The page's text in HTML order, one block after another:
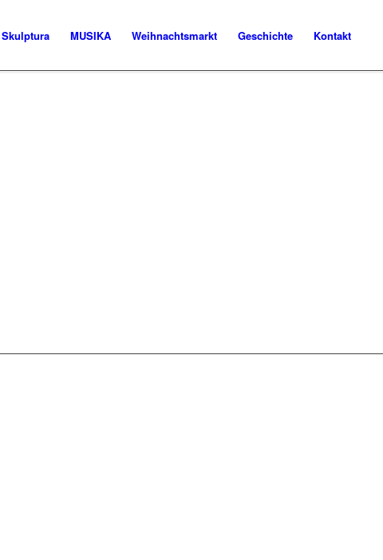
Skulptura MUSIKA Weihnachtsmarkt Geschichte Kontakt